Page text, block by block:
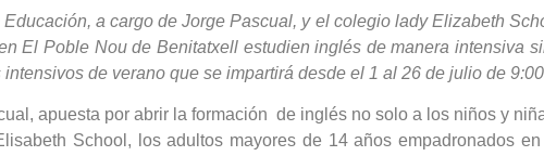
a cargo de Jorge Pascual, y el colegio lady Elizabeth
El Poble Nou de Benitatxell estudien inglés de manera intensiva
de verano que se impartirá desde el 1 al 26 de julio de
apuesta por abrir la formación de inglés no solo a los niños y
School, los adultos mayores de 14 años empadronados